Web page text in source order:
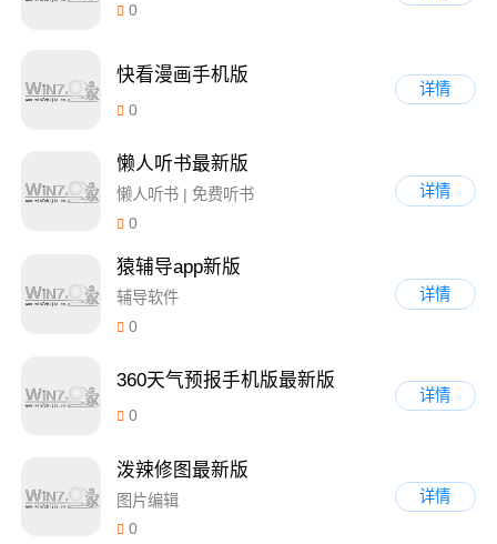
0
快看漫画手机版
0
详情
懒人听书最新版
懒人听书 | 免费听书
0
详情
猿辅导app新版
辅导软件
0
详情
360天气预报手机版最新版
0
详情
泼辣修图最新版
图片编辑
0
详情